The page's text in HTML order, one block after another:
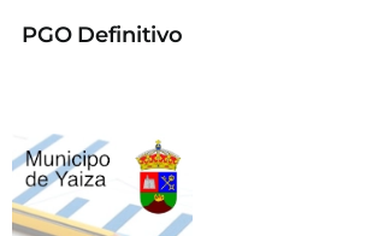
PGO Definitivo